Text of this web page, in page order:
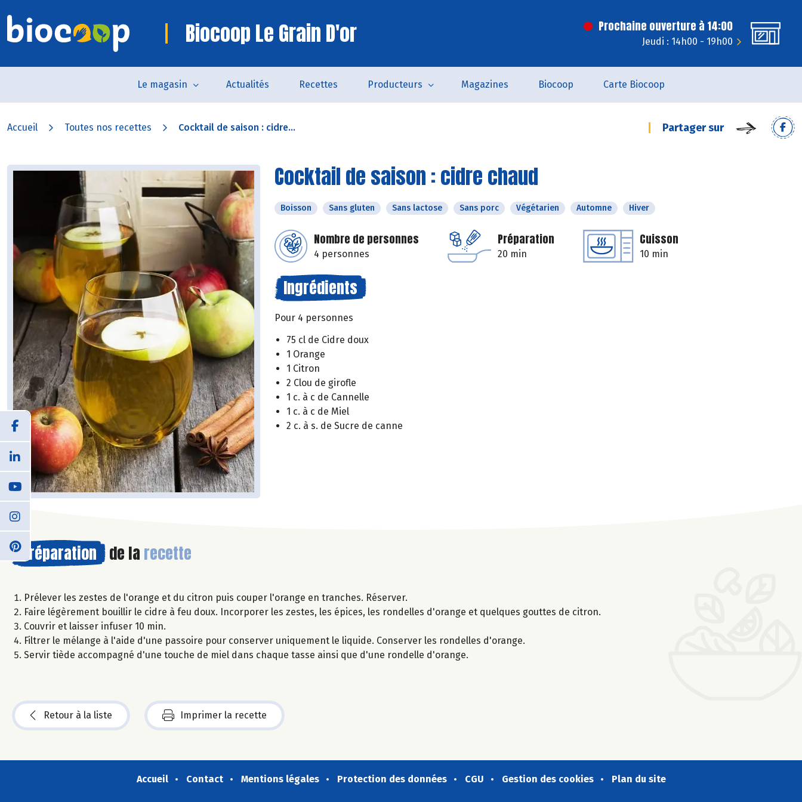
Biocoop Le Grain D'or Prochaine ouverture à 14:00
Jeudi : 14h00 - 19h00
Le magasin Actualités Recettes Producteurs Magazines Biocoop Carte Biocoop
Accueil Toutes nos recettes Cocktail de saison : cidre... Partager sur
Cocktail de saison : cidre chaud
Boisson Sans gluten Sans lactose Sans porc Végétarien Automne Hiver
Nombre de personnes
4 personnes
Préparation
20 min
Cuisson
10 min
Ingrédients
Pour 4 personnes
75 cl de Cidre doux
1 Orange
1 Citron
2 Clou de girofle
1 c. à c de Cannelle
1 c. à c de Miel
2 c. à s. de Sucre de canne
Préparation de la recette
Prélever les zestes de l'orange et du citron puis couper l'orange en tranches. Réserver.
Faire légèrement bouillir le cidre à feu doux. Incorporer les zestes, les épices, les rondelles d'orange et quelques gouttes de citron.
Couvrir et laisser infuser 10 min.
Filtrer le mélange à l'aide d'une passoire pour conserver uniquement le liquide. Conserver les rondelles d'orange.
Servir tiède accompagné d'une touche de miel dans chaque tasse ainsi que d'une rondelle d'orange.
Retour à la liste Imprimer la recette
Accueil Contact Mentions légales Protection des données CGU Gestion des cookies Plan du site